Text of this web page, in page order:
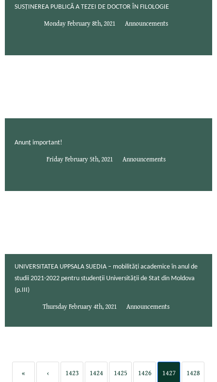
SUSȚINEREA PUBLICĂ A TEZEI DE DOCTOR ÎN FILOLOGIE
Monday February 8th, 2021 Announcements
Anunț important!
Friday February 5th, 2021 Announcements
UNIVERSITATEA UPPSALA SUEDIA – mobilități academice în anul de
studii 2021-2022 pentru studenții Universității de Stat din Moldova
(p.III)
Thursday February 4th, 2021 Announcements
« ‹ 1423 1424 1425 1426 1427 1428